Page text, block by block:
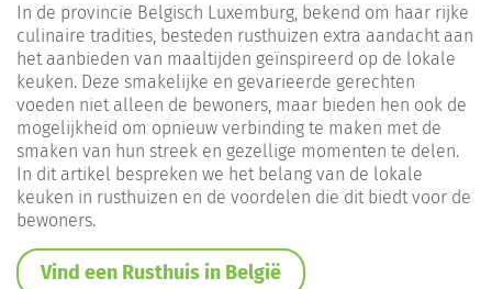
In de provincie Belgisch Luxemburg, bekend om haar rijke
culinaire tradities, besteden rusthuizen extra aandacht aan
het aanbieden van maaltijden geïnspireerd op de lokale
keuken. Deze smakelijke en gevarieerde gerechten
voeden niet alleen de bewoners, maar bieden hen ook de
mogelijkheid om opnieuw verbinding te maken met de
smaken van hun streek en gezellige momenten te delen.
In dit artikel bespreken we het belang van de lokale
keuken in rusthuizen en de voordelen die dit biedt voor de
bewoners.
Vind een Rusthuis in België